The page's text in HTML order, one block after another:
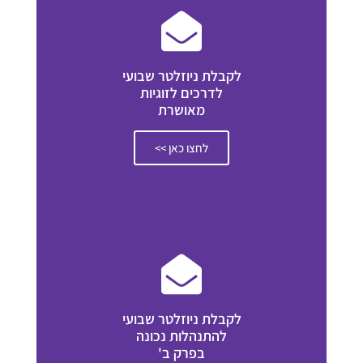
לקבלת ניוזלטר שבועי
לדרכים לזוגיות
מאושרת
לחצו כאן >>
לקבלת ניוזלטר שבועי
להתנהלות נכונה
בפרק ב'